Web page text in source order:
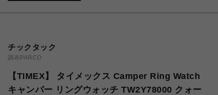
チックタック
調布PARCO
【TIMEX】 タイメックス Camper Ring Watch
キャンパー リングウォッチ TW2Y78000 クォー